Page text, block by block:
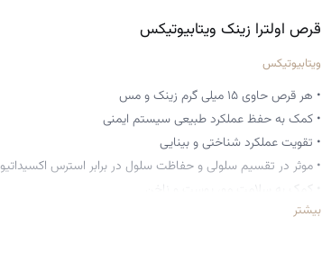
قرص اولترا زینک ویتابیوتیکس
ویتابیوتیکس
• هر قرص حاوی ۱۵ میلی گرم زینک و مس
• کمک به حفظ عملکرد طبیعی سیستم ایمنی
• تقویت عملکرد شناختی و بینایی
• موثر در تقسیم سلولی و حفاظت سلول در برابر استرس اکسیداتیو
• کمک به سلامت مو، پوست و ناخن
بیشتر